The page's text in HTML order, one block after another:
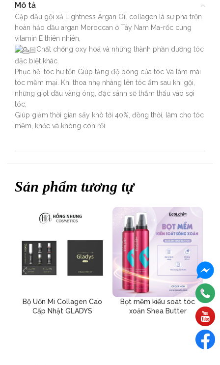
Mô tả
Cặp dầu gội xả Lightness Argan Oil collagen là sự pha trộn
hoàn hảo dầu argan Moroccan ở Tây Nam Ma-rốc cùng
vitamin E thiên nhiên,
Chất chống oxy hoá và những thành phần dưỡng tóc
đặc biệt khác.
Phục hồi tóc hư tổn Giúp tăng độ bóng của tóc Và làm mái
tóc mềm mại. Khi thoa nhẹ nhàng lên tóc ẩm sau khi gội,
những giọt dầu vàng óng, đặc sánh sẽ thẩm thấu vào sợi
tóc,
Giúp giảm thời gian sấy khô tới 40%, đồng thời, làm cho tóc
mềm, khỏe và không còn rối.
Sản phẩm tương tự
Bộ Uốn Mi Collagen Cao
Cấp Nhật GLADYS
Bọt mềm kiểu soát tóc
xoăn Shea Butter